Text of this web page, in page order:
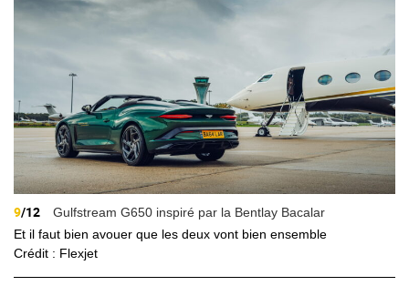
9/12
Gulfstream G650 inspiré par la Bentlay Bacalar
Et il faut bien avouer que les deux vont bien ensemble
Crédit : Flexjet